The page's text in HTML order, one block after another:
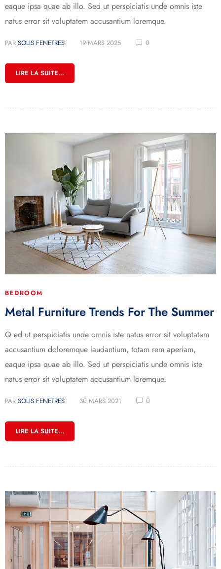
eaque ipsa quae ab illo. Sed ut perspiciatis unde omnis iste
natus error sit voluptatem accusantium loremque.
PAR SOLIS FENETRES 19 MARS 2025 0
LIRE LA SUITE...
BEDROOM
Metal Furniture Trends For The Summer
Q ed ut perspiciatis unde omnis iste natus error sit voluptatem
accusantium doloremque laudantium, totam rem aperiam,
eaque ipsa quae ab illo. Sed ut perspiciatis unde omnis iste
natus error sit voluptatem accusantium loremque.
PAR SOLIS FENETRES 30 MARS 2021 0
LIRE LA SUITE...